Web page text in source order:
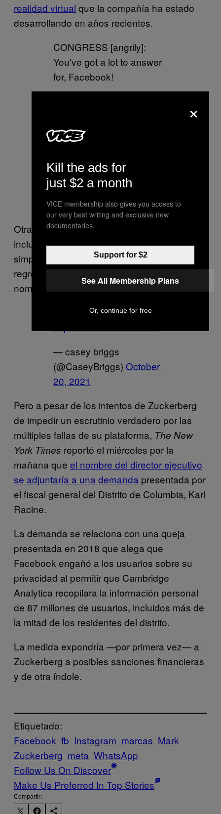
realidad virtual que la compañía ha estado
desarrollando en años recientes.
CONGRESS [angrily]:
You've got a lot to answer
for, Facebook!
headset]: Who?
— Will Oremus
(@WillOremus)October
20, 2021
Otras sugerencias en las redes sociales
incluyen un cambio de marca como
simplemente FB, o menos probable, el
regreso de “The Facebook”, que era el
nombre original de la plataforma.
"The Facebook"
— casey briggs
(@CaseyBriggs) October
20, 2021
Pero a pesar de los intentos de Zuckerberg
de impedir un escrutinio verdadero por las
múltiples fallas de su plataforma, The New
York Times reportó el miércoles por la
mañana que el nombre del director ejecutivo
se adjuntaría a una demanda presentada por
el fiscal general del Distrito de Columbia, Karl
Racine.
La demanda se relaciona con una queja
presentada en 2018 que alega que
Facebook engañó a los usuarios sobre su
privacidad al permitir que Cambridge
Analytica recopilara la información personal
de 87 millones de usuarios, incluidos más de
la mitad de los residentes del distrito.
La medida expondría —por primera vez— a
Zuckerberg a posibles sanciones financieras
y de otra índole.
Etiquetado:
Facebook fb Instagram marcas Mark
Zuckerberg meta WhatsApp
Follow Us On Discover
Make Us Preferred In Top Stories
Compartir:
×
Kill the ads for
just $2 a month
VICE membership also gives you access to
our very best writing and exclusive new
documentaries.
Support for $2
See All Membership Plans
Or, continue for free